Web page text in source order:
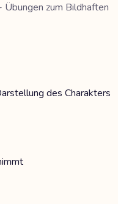
zum Bildhaften
des Charakters